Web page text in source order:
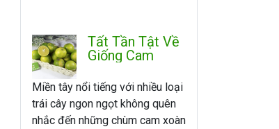
Tất Tần Tật Về
Giống Cam
Miền tây nổi tiếng với nhiều loại
trái cây ngon ngọt không quên
nhắc đến những chùm cam xoàn